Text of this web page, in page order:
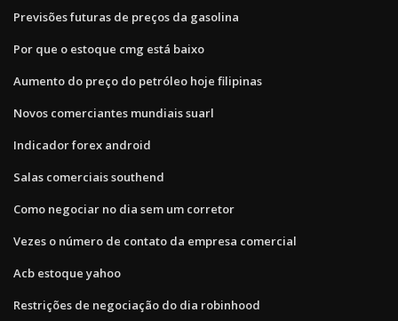
Previsões futuras de preços da gasolina
Por que o estoque cmg está baixo
Aumento do preço do petróleo hoje filipinas
Novos comerciantes mundiais suarl
Indicador forex android
Salas comerciais southend
Como negociar no dia sem um corretor
Vezes o número de contato da empresa comercial
Acb estoque yahoo
Restrições de negociação do dia robinhood